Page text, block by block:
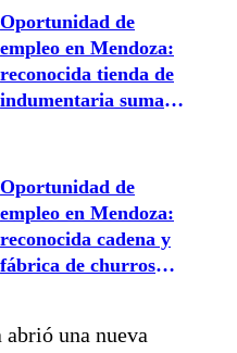
trabajo
Oportunidad de
empleo en Mendoza:
reconocida tienda de
indumentaria suma
Oportunidad de
empleo en Mendoza:
reconocida cadena y
fábrica de churros
abrió una nueva